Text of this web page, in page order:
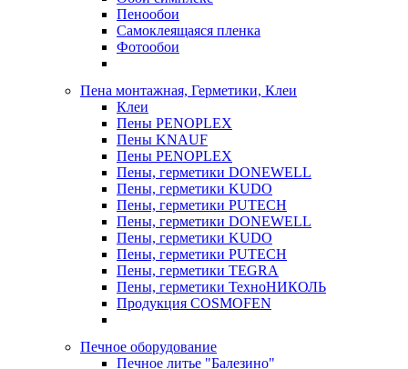
Пенообои
Самоклеящаяся пленка
Фотообои
Пена монтажная, Герметики, Клеи
Клеи
Пены PENOPLEX
Пены KNAUF
Пены PENOPLEX
Пены, герметики DONEWELL
Пены, герметики KUDO
Пены, герметики PUTECH
Пены, герметики DONEWELL
Пены, герметики KUDO
Пены, герметики PUTECH
Пены, герметики TEGRA
Пены, герметики ТехноНИКОЛЬ
Продукция COSMOFEN
Печное оборудование
Печное литье "Балезино"